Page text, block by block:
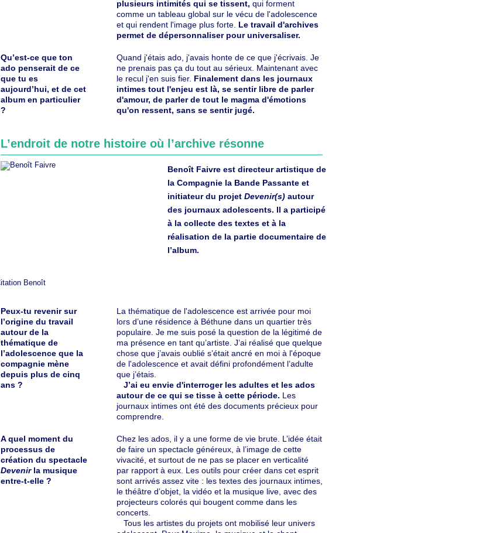
plusieurs intimités qui se tissent, qui forment
comme un tableau global sur le vécu de l'adolescence
et qui rendent l'image plus forte. Le travail d'archives
permet de dépersonnaliser pour universaliser.
Qu’est-ce que ton
ado penserait de ce
que tu es
aujourd’hui, et de cet
album en particulier
?
Quand j'étais ado, j'avais honte de ce que j'écrivais. Je
ne prenais pas ça du tout au sérieux. Maintenant avec
le recul j'en suis fier. Finalement dans les journaux
intimes tout l'enjeu est là, se sentir libre de parler
d'amour, de parler de tout le magma d'émotions
qu'on ressent, sans se sentir jugé.
L’endroit de notre histoire où l’archive résonne
Benoît Faivre est directeur artistique de
la Compagnie la Bande Passante et
initiateur du projet Devenir(s)autour
des journaux adolescents. Il a participé
à la collecte des textes et à la
réalisation de la partie documentaire de
l’album.
Peux-tu revenir sur
l’origine du travail
autour de la
thématique de
l’adolescence que la
compagnie mène
depuis plus de cinq
ans ?
La thématique de l'adolescence est arrivée pour moi
lors d’une résidence à Béthune dans un quartier très
populaire. Je me suis posé la question de la légitimé de
ma présence en tant qu’artiste. J’ai réalisé que quelque
chose que j’avais oublié s’était ancré en moi à l'époque
de l'adolescence et avait défini profondément l’adulte
que j’étais.
J’ai eu envie d'interroger les adultes et les ados
autour de ce qui se tisse à cette période. Les
journaux intimes ont été des documents précieux pour
comprendre.
A quel moment du
processus de
création du spectacle
Devenirla musique
entre-t-elle ?
Chez les ados, il y a une forme de vie brute. L’idée était
de faire un spectacle généreux, à l’image de cette
vivacité, et surtout de ne pas se placer en verticalité
par rapport à eux. Les outils pour créer dans cet esprit
sont arrivés assez vite : les textes des journaux intimes,
le théâtre d’objet, la vidéo et la musique live, avec des
projecteurs colorés qui bougent comme dans les
concerts.
Tous les artistes du projets ont mobilisé leur univers